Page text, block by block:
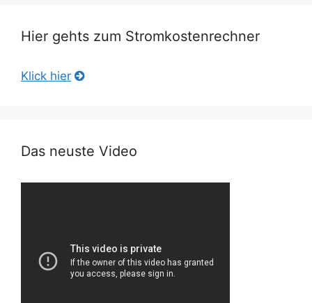
Hier gehts zum Stromkostenrechner
Klick hier
Das neuste Video